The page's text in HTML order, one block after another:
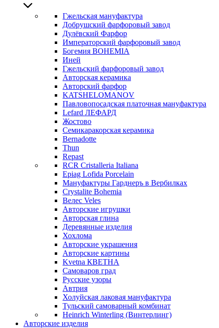
Гжельская мануфактура
Добрушский фарфоровый завод
Дулёвский Фарфор
Императорский фарфоровый завод
Богемия BOHEMIA
Иней
Гжельский фарфоровый завод
Авторская керамика
Авторский фарфор
KATSHELOMANOV
Павловопосадская платочная мануфактура
Lefard ЛЕФАРД
Жостово
Семикаракорская керамика
Bernadotte
Thun
Repast
RCR Cristalleria Italiana
Epiag Lofida Porcelain
Мануфактуры Гарднеръ в Вербилках
Crystalite Bohemia
Велес Veles
Авторские игрушки
Авторская глина
Деревянные изделия
Хохлома
Авторские украшения
Авторские картины
Kvetna КВЕТНА
Самоваров град
Русские узоры
Автрия
Холуйская лаковая мануфактура
Тульский самоварный комбинат
Heinrich Winterling (Винтерлинг)
Авторские изделия